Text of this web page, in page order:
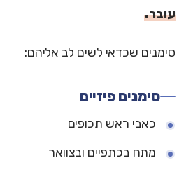
עובר.
סימנים שכדאי לשים לב אליהם:
סימנים פיזיים
כאבי ראש תכופים
מתח בכתפיים ובצוואר